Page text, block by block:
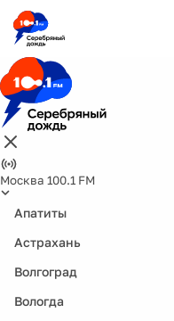
Москва 100.1 FM
Апатиты
Астрахань
Волгоград
Вологда